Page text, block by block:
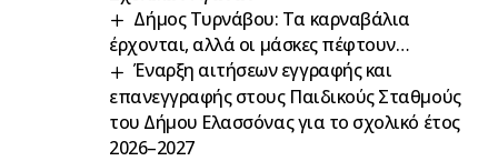
Δήμος Τυρνάβου: Τα καρναβάλια
έρχονται, αλλά οι μάσκες πέφτουν…
Έναρξη αιτήσεων εγγραφής και
επανεγγραφής στους Παιδικούς Σταθμούς
του Δήμου Ελασσόνας για το σχολικό έτος
2026–2027